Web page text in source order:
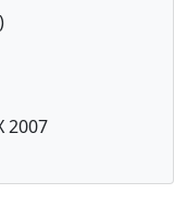
2007